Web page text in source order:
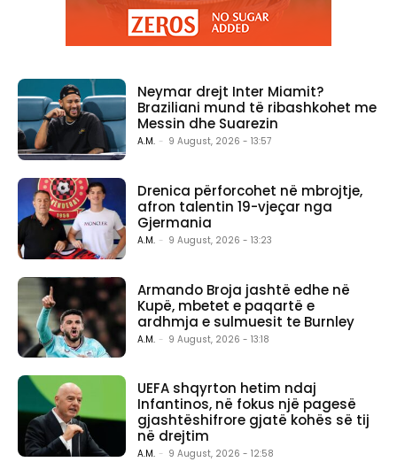
Neymar drejt Inter Miamit?
Braziliani mund të ribashkohet me
Messin dhe Suarezin
A.M. - 9 August, 2026 - 13:57
Drenica përforcohet në mbrojtje,
afron talentin 19-vjeçar nga
Gjermania
A.M. - 9 August, 2026 - 13:23
Armando Broja jashtë edhe në
Kupë, mbetet e paqartë e
ardhmja e sulmuesit te Burnley
A.M. - 9 August, 2026 - 13:18
UEFA shqyrton hetim ndaj
Infantinos, në fokus një pagesë
gjashtëshifrore gjatë kohës së tij
në drejtim
A.M. - 9 August, 2026 - 12:58